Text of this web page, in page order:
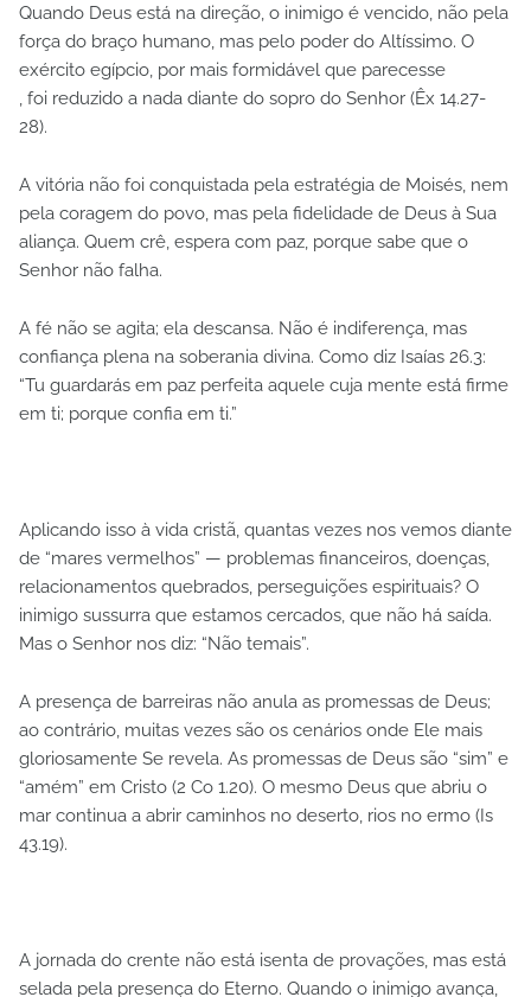
Quando Deus está na direção, o inimigo é vencido, não pela
força do braço humano, mas pelo poder do Altíssimo. O
exército egípcio, por mais formidável que parecesse
, foi reduzido a nada diante do sopro do Senhor (Êx 14.27-
28).
A vitória não foi conquistada pela estratégia de Moisés, nem
pela coragem do povo, mas pela fidelidade de Deus à Sua
aliança. Quem crê, espera com paz, porque sabe que o
Senhor não falha.
A fé não se agita; ela descansa. Não é indiferença, mas
confiança plena na soberania divina. Como diz Isaías 26.3:
“Tu guardarás em paz perfeita aquele cuja mente está firme
em ti; porque confia em ti.”
Aplicando isso à vida cristã, quantas vezes nos vemos diante
de “mares vermelhos” — problemas financeiros, doenças,
relacionamentos quebrados, perseguições espirituais? O
inimigo sussurra que estamos cercados, que não há saída.
Mas o Senhor nos diz: “Não temais”.
A presença de barreiras não anula as promessas de Deus;
ao contrário, muitas vezes são os cenários onde Ele mais
gloriosamente Se revela. As promessas de Deus são “sim” e
“amém” em Cristo (2 Co 1.20). O mesmo Deus que abriu o
mar continua a abrir caminhos no deserto, rios no ermo (Is
43.19).
A jornada do crente não está isenta de provações, mas está
selada pela presença do Eterno. Quando o inimigo avança,